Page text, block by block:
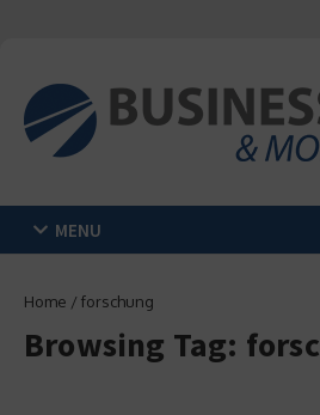
MENU
Home / forschung
Browsing Tag: